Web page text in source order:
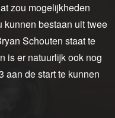
zou mogelijkheden
kunnen bestaan uit twee
Schouten staat te
is er natuurlijk ook nog
aan de start te kunnen